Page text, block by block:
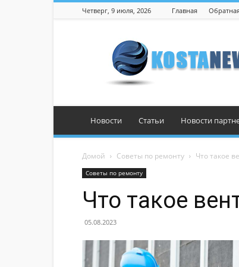
Четверг, 9 июля, 2026 Главная
Новости Статьи Новости
Домой Советы по ремонту Что такое
Советы по ремонту
Что такое
05.08.2023